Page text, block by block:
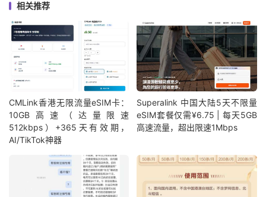
相关推荐
CMLink香港无限流量eSIM卡：
10GB高速（达量限速
512kbps）+365天有效期，
AI/TikTok神器
Superalink 中国大陆5天不限量
eSIM套餐仅需¥6.75 | 每天5GB
高速流量，超出限速1Mbps